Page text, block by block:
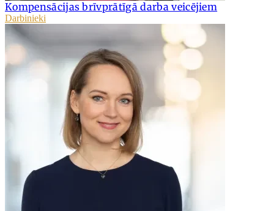
Kompensācijas brīvprātīgā darba veicējiem
Darbinieki